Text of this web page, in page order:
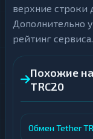
верхние
Дополнительно
рейтинг сервиса.
Похожие
TRC20
Обмен Tether